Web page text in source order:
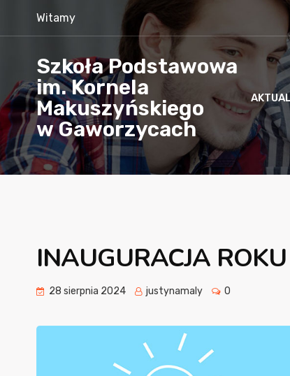
Witamy
Szkoła Podstawowa
im. Kornela
Makuszyńskiego
w Gaworzycach
INAUGURACJA
28 sierpnia 2024 justynamaly 0